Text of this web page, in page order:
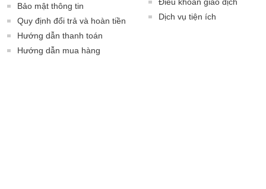
Bảo mật thông tin
Quy định đổi trả và hoàn tiền
Hướng dẫn thanh toán
Hướng dẫn mua hàng
Dịch vụ tiện ích